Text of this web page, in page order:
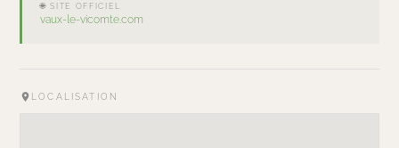
🌐 SITE OFFICIEL
vaux-le-vicomte.com
LOCALISATION